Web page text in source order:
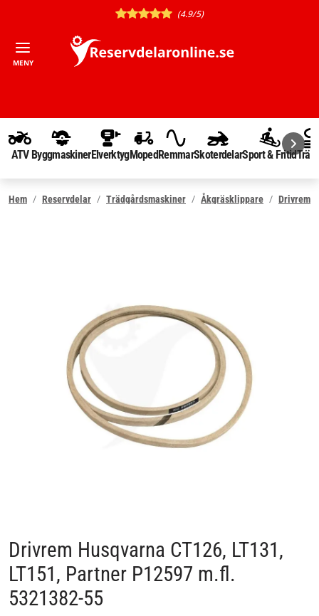
(4.9/5)
MENY
ATV ByggmaskinerElverktygMopedRemmarSkoterdelarSport & Fritid
Hem Reservdelar Trädgårdsmaskiner Åkgräsklippare Drivrem
Drivrem Husqvarna CT126, LT131,
LT151, Partner P12597 m.fl.
5321382-55